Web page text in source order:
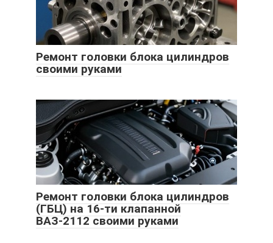
Ремонт головки блока цилиндров
своими руками
Ремонт головки блока цилиндров
(ГБЦ) на 16-ти клапанной
ВАЗ-2112 своими руками